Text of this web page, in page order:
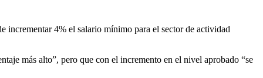
incrementar 4% el salario mínimo para el sector de actividad
más alto”, pero que con el incremento en el nivel aprobado “se